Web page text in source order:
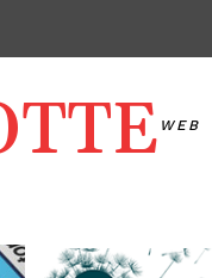
WEB